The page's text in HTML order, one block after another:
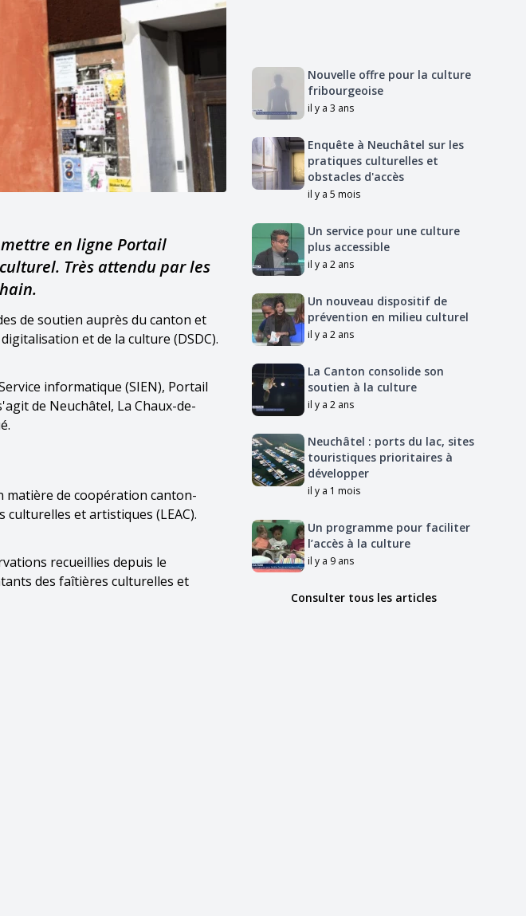
en ligne Portail
Très attendu par les
de soutien auprès du canton et
et de la culture (DSDC).
informatique (SIEN), Portail
de Neuchâtel, La Chaux-de-
matière de coopération canton-
et artistiques (LEAC).
recueillies depuis le
des faîtières culturelles et
Nouvelle offre pour la culture
fribourgeoise
il y a 3 ans
Enquête à Neuchâtel sur les
pratiques culturelles et
obstacles d'accès
il y a 5 mois
Un service pour une culture
plus accessible
il y a 2 ans
Un nouveau dispositif de
prévention en milieu culturel
il y a 2 ans
La Canton consolide son
soutien à la culture
il y a 2 ans
Neuchâtel : ports du lac, sites
touristiques prioritaires à
développer
il y a 1 mois
Un programme pour faciliter
l’accès à la culture
il y a 9 ans
Consulter tous les articles